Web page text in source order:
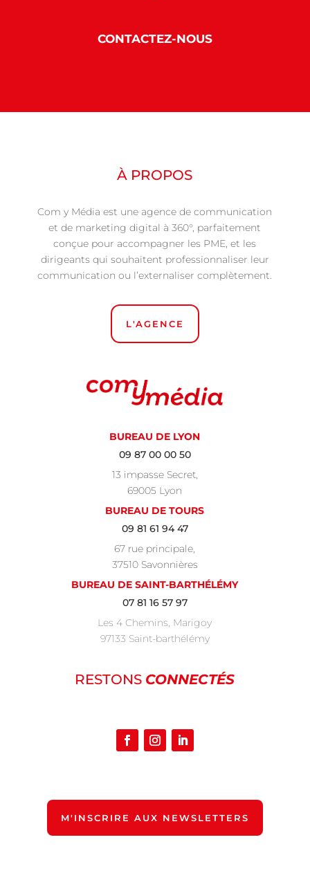
CONTACTEZ-NOUS
À PROPOS
Com y Média est une agence de communication
et de marketing digital à 360°, parfaitement
conçue pour accompagner les PME, et les
dirigeants qui souhaitent professionnaliser leur
communication ou l’externaliser complètement.
L'AGENCE
BUREAU DE LYON
09 87 00 00 50
13 impasse Secret,
69005 Lyon
BUREAU DE TOURS
09 81 61 94 47
67 rue principale,
37510 Savonnières
BUREAU DE SAINT-BARTHÉLÉMY
07 81 16 57 97
Les 4 Chemins, Marigoy
97133 Saint-barthélémy
RESTONS CONNECTÉS
M'INSCRIRE AUX NEWSLETTERS